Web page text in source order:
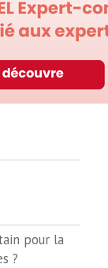
pour la
?